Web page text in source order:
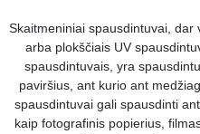
Skaitmeniniai spausdintuvai,
arba plokščiais UV
spausdintuvais, yra
paviršius, ant kurio ant
spausdintuvai gali spausdinti
kaip fotografinis popierius,